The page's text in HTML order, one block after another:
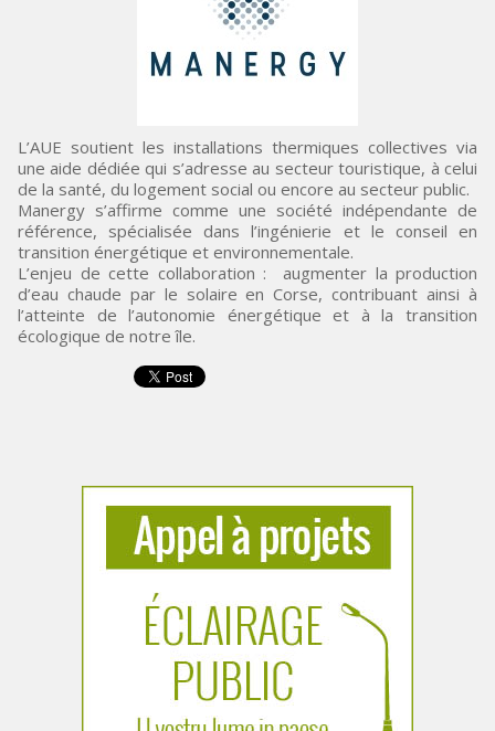
L’AUE soutient les installations thermiques collectives via
une aide dédiée qui s’adresse au secteur touristique, à celui
de la santé, du logement social ou encore au secteur public.
Manergy s’affirme comme une société indépendante de
référence, spécialisée dans l’ingénierie et le conseil en
transition énergétique et environnementale.
L’enjeu de cette collaboration : augmenter la production
d’eau chaude par le solaire en Corse, contribuant ainsi à
l’atteinte de l’autonomie énergétique et à la transition
écologique de notre île.